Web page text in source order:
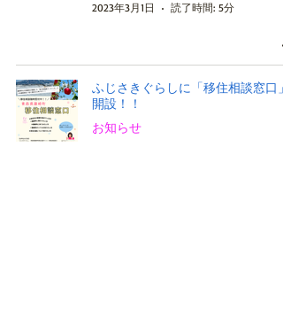
2023年3月1日
読了時間: 5分
ふじさきぐらしに「移住相談窓口」
開設！！
お知らせ